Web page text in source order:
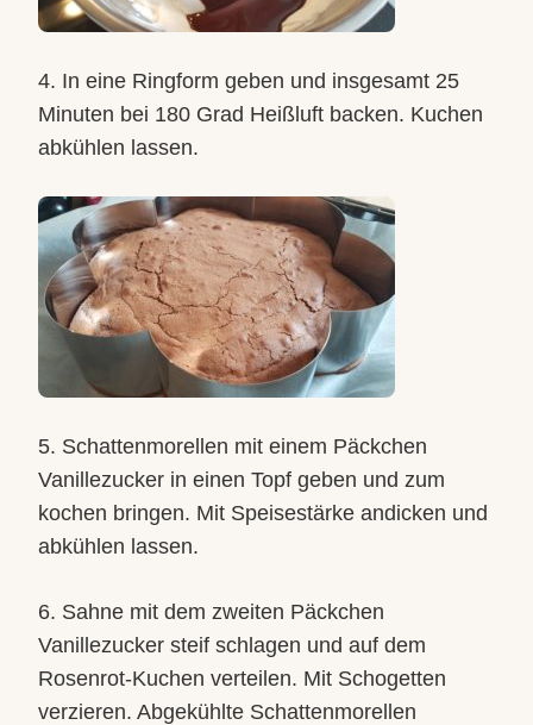
4. In eine Ringform geben und insgesamt 25
Minuten bei 180 Grad Heißluft backen. Kuchen
abkühlen lassen.
5. Schattenmorellen mit einem Päckchen
Vanillezucker in einen Topf geben und zum
kochen bringen. Mit Speisestärke andicken und
abkühlen lassen.
6. Sahne mit dem zweiten Päckchen
Vanillezucker steif schlagen und auf dem
Rosenrot-Kuchen verteilen. Mit Schogetten
verzieren. Abgekühlte Schattenmorellen